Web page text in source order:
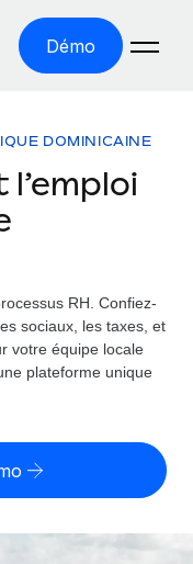
Démo
frais liés aux
dans le monde
à l’international,
aux autres
de
freelances
DOMINICAINE
RH. Confiez-
sociaux, les taxes, et
votre équipe locale
plateforme unique